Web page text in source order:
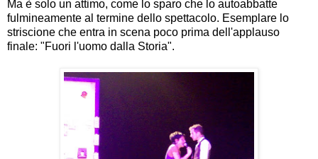
Ma è solo un attimo, come lo sparo che lo autoabbatte
fulmineamente al termine dello spettacolo. Esemplare lo
striscione che entra in scena poco prima dell'applauso
finale: "Fuori l'uomo dalla Storia".